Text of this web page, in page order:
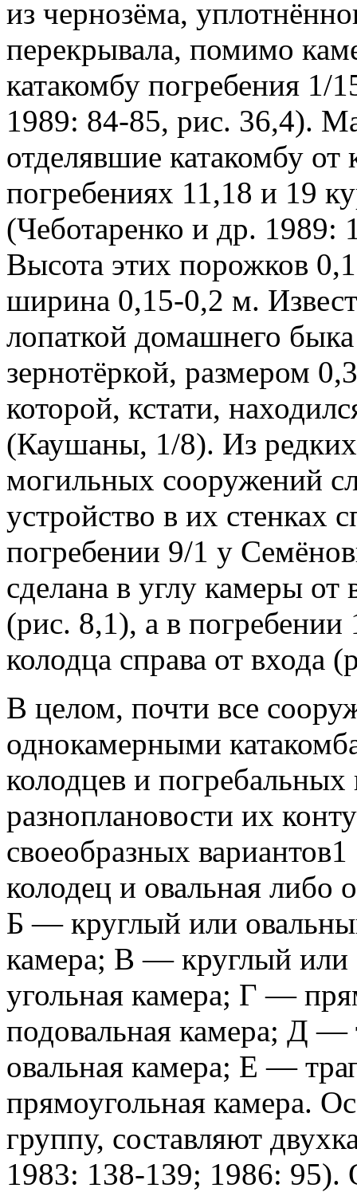
из чернозёма,
перекрывала, помимо
катакомбу погребения 1/
1989: 84-85, рис. 36,4).
отделявшие катакомбу
погребениях 11,18 и 19
(Чеботаренко и др. 1989:
Высота этих порожков
ширина 0,15-0,2 м.
лопаткой домашнего
зернотёркой, размером
которой, кстати,
(Каушаны, 1/8). Из
могильных сооружений
устройство в их
погребении 9/1 у
сделана в углу камеры от
(рис. 8,1), а в
колодца справа от входа
В целом, почти все
однокамерными
колодцев и погребальных
разноплановости их
своеобразных
колодец и овальная либо
Б — круглый или
камера; В — круглый или
угольная камера; Г —
подовальная камера; Д —
овальная камера; Е —
прямоугольная камера.
группу, составляют
1983: 138-139; 1986: 95).